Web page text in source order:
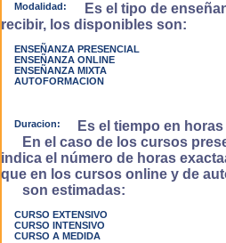
Modalidad:
Es el tipo de
recibir, los disponibles son:
ENSEÑANZA PRESENCIAL
ENSEÑANZA ONLINE
ENSEÑANZA MIXTA
AUTOFORMACION
Duracion:
Es el tiempo en
En el caso de los cursos
indica el número de horas
que en los cursos online y de
son estimadas:
CURSO EXTENSIVO
CURSO INTENSIVO
CURSO A MEDIDA